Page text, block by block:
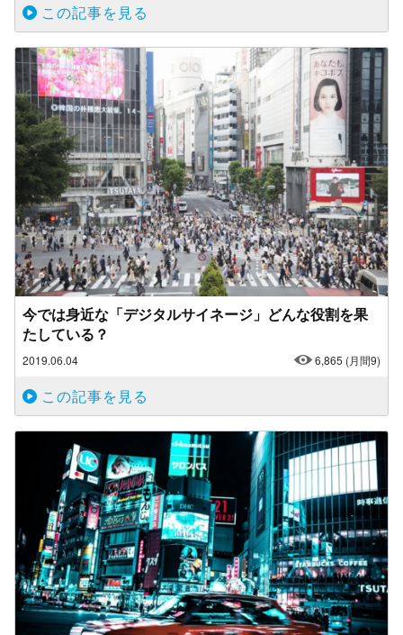
この記事を見る
今では身近な「デジタルサイネージ」どんな役割を果
たしている？
2019.06.04 6,865 (月間9)
この記事を見る